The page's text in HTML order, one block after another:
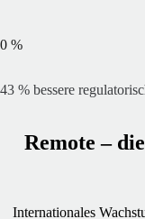
0 %
43 % bessere
Remote –
Internationales